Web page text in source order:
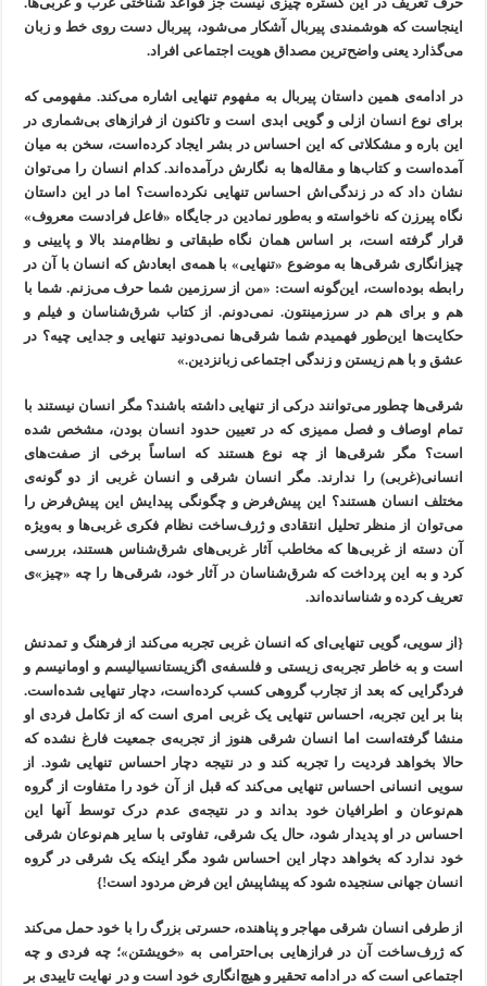
اینجاست که هوشمندی پیربال آشکار می‌شود، پیربال دست روی خط و زبان
می‌گذارد یعنی واضح‌ترین مصداق هویت اجتماعی افراد.
در ادامه‌ی همین داستان پیربال به مفهوم تنهایی اشاره می‌کند. مفهومی که
برای نوع انسان ازلی و گویی ابدی است و تاکنون از فرازهای بی‌شماری در
این باره و مشکلاتی که این احساس در بشر ایجاد کرده‌است، سخن به میان
آمده‌است و کتاب‌ها و مقاله‌ها به نگارش درآمده‌اند. کدام انسان را می‌توان
نشان داد که در زندگی‌اش احساس تنهایی نکرده‌است؟ اما در این داستان
نگاه پیرزن که ناخواسته و به‌طور نمادین در جایگاه «فاعل فرادست معروف»
قرار گرفته است، بر اساس همان نگاه طبقاتی و نظام‌مند بالا و پایینی و
چیزانگاری شرقی‌ها به موضوع «تنهایی» با همه‌ی ابعادش که انسان با آن در
رابطه بوده‌است، این‌گونه است: «من از سرزمین شما حرف می‌زنم. شما با
هم و برای هم در سرزمینتون. نمی‌دونم. از کتاب شرق‌شناسان و فیلم و
حکایت‌ها این‌طور فهمیدم شما شرقی‌ها نمی‌دونید تنهایی و جدایی چیه؟ در
عشق و با هم زیستن و زندگی اجتماعی زبانزدین.»
شرقی‌ها چطور می‌توانند درکی از تنهایی داشته باشند؟ مگر انسان نیستند با
تمام اوصاف و فصل ممیزی که در تعیین حدود انسان بودن، مشخص شده
است؟ مگر شرقی‌ها از چه نوع هستند که اساساً برخی از صفت‌های
انسانی(غربی) را ندارند. مگر انسان شرقی و انسان غربی از دو گونه‌ی
مختلف انسان هستند؟ این پیش‌فرض و چگونگی پیدایش این پیش‌فرض را
می‌توان از منظر تحلیل انتقادی و ژرف‌ساخت نظام فکری غربی‌ها و به‌ویژه
آن دسته از غربی‌ها که مخاطب آثار غربی‌های شرق‌شناس هستند، بررسی
کرد و به این پرداخت که شرق‌‌‌‌‌شناسان در آثار خود، شرقی‌ها را چه «چیز»ی
تعریف کرده و شناسانده‌اند.
{از سویی، گویی تنهایی‌ای که انسان غربی تجربه می‌کند از فرهنگ و تمدنش
است و به خاطر تجربه‌ی زیستی و فلسفه‌ی اگزیستانسیالیسم و اومانیسم و
فردگرایی که بعد از تجارب گروهی کسب کرده‌است، دچار تنهایی شده‌است.
بنا بر این تجربه، احساس تنهایی یک غربی امری‌ است که از تکامل فردی او
منشا گرفته‌است اما انسان شرقی هنوز از تجربه‌ی جمعیت فارغ نشده که
حالا بخواهد فردیت را تجربه کند و در نتیجه دچار احساس تنهایی شود. از
سویی انسانی احساس تنهایی می‌کند که قبل از آن خود را متفاوت از گروه
هم‌نوعان و اطرافیان خود بداند و در نتیجه‌ی عدم درک توسط آنها این
احساس در او پدیدار شود، حال یک شرقی، تفاوتی با سایر هم‌نوعان شرقی
خود ندارد که بخواهد دچار این احساس شود مگر اینکه یک شرقی در گروه
انسان جهانی سنجیده شود که پیشاپیش این فرض مردود است!}
از طرفی انسان شرقی مهاجر و پناهنده، حسرتی بزرگ را با خود حمل می‌کند
که ژرف‌ساخت آن در فرازهایی بی‌احترامی به «خویشتن»؛ چه فردی و چه
اجتماعی است که در ادامه تحقیر و هیچ‌انگاری خود است و در نهایت تاییدی بر